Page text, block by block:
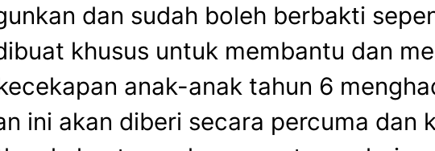
dan sudah boleh berbakti
khusus untuk membantu dan
anak-anak tahun 6
ini akan diberi secara percuma dan